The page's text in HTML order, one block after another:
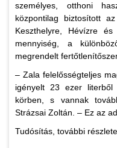
személyes, otthoni
központilag biztosított
Keszthelyre, Hévízre
mennyiség, a
megrendelt
– Zala felelősségteljes
igényelt 23 ezer
körben, s vannak
Strázsai Zoltán. – Ez az
Tudósítás, további